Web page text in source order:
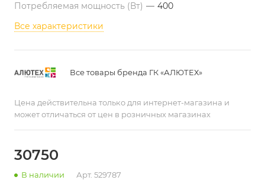
Потребляемая мощность (Вт) — 400
Все характеристики
Все товары бренда ГК «АЛЮТЕХ»
Цена действительна только для интернет-магазина и
может отличаться от цен в розничных магазинах
30750
В наличии Арт. 529787